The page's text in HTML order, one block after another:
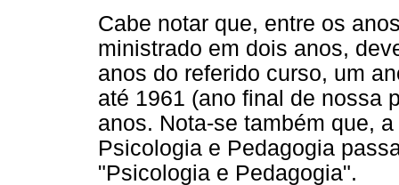
Cabe notar que, entre os
ministrado em dois anos,
anos do referido curso, um
até 1961 (ano final de nossa
anos. Nota-se também que,
Psicologia e Pedagogia
"Psicologia e Pedagogia".